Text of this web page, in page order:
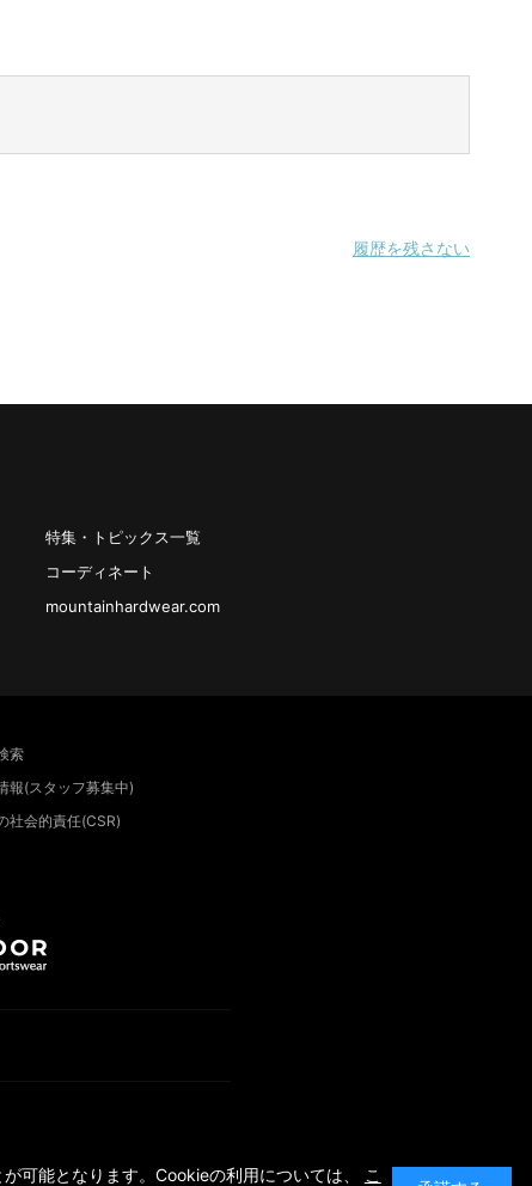
履歴を残さない
特集・トピックス一覧
コーディネート
mountainhardwear.com
索
報(スタッフ募集中)
社会的責任(CSR)
可能となります。Cookieの利用については、 こ